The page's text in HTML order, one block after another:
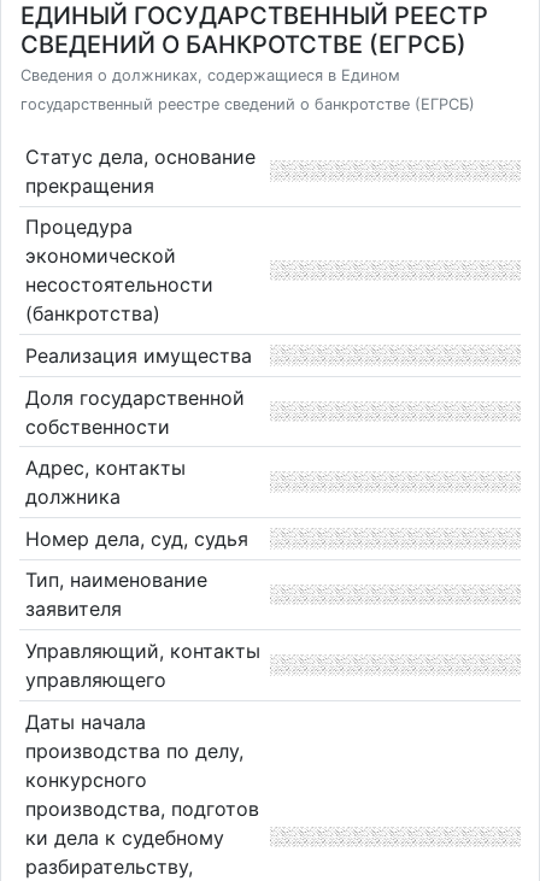
ЕДИНЫЙ ГОСУДАРСТВЕННЫЙ РЕЕСТР
СВЕДЕНИЙ О БАНКРОТСТВЕ (ЕГРСБ)
Сведения о должниках, содержащиеся в Едином
государственный реестре сведений о банкротстве (ЕГРСБ)
Статус дела, основание
прекращения
Процедура
экономической
несостоятельности
(банкротства)
Реализация имущества
Доля государственной
собственности
Адрес, контакты
должника
Номер дела, суд, судья
Тип, наименование
заявителя
Управляющий, контакты
управляющего
Даты начала
производства по делу,
конкурсного
производства, подготов
ки дела к судебному
разбирательству,